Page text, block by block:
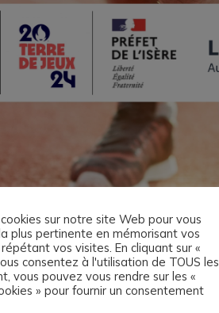
sur notre site Web pour vous
plus pertinente en mémorisant vos
vos visites. En cliquant sur «
consentez à l'utilisation de TOUS les
vous pouvez vous rendre sur les «
» pour fournir un consentement